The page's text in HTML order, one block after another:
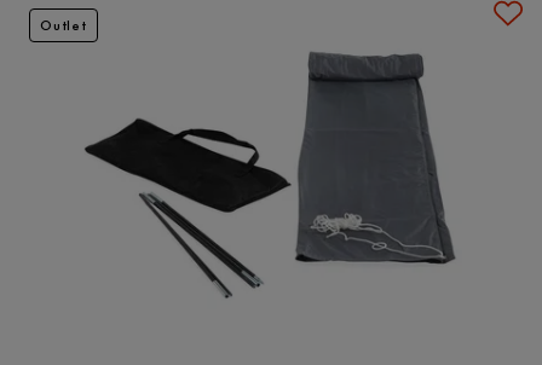
Outlet